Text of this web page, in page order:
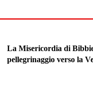
La Misericordia di
pellegrinaggio verso la